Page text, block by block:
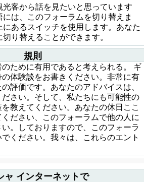
光客から話を見たいと思っています
は、このフォーラムを切り替えま
あるスイッチを使用します。あなた
り替えることができます。
規則
ために有用であると考えられる。 ギ
体験談をお書きください。非常に有
評価です。あなたのアドバイスは、
さい。そして、私たちにも可能性の
教えてください。あなたの休日ここ
ださい、このフォーラムで他の人に
。しておりますので、このフォーラ
ください。我々は、これらのエント
ャ インターネットで